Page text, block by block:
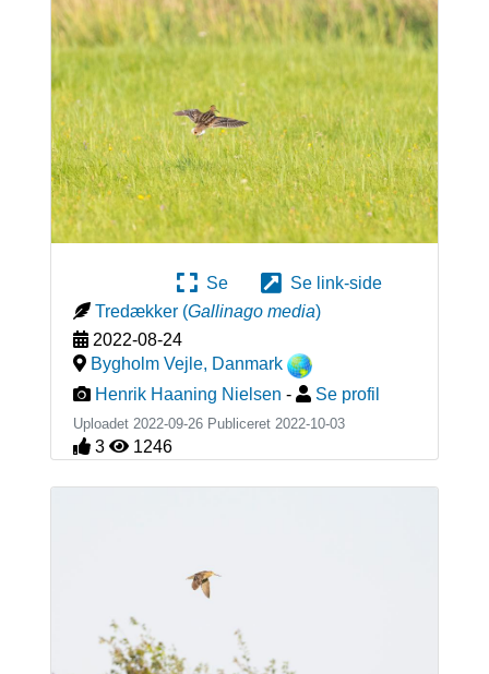
Se
Se link-side
Tredækker (Gallinago media)
2022-08-24
Bygholm Vejle, Danmark
Henrik Haaning Nielsen - Se profil
Uploadet 2022-09-26 Publiceret 2022-10-03
3 1246